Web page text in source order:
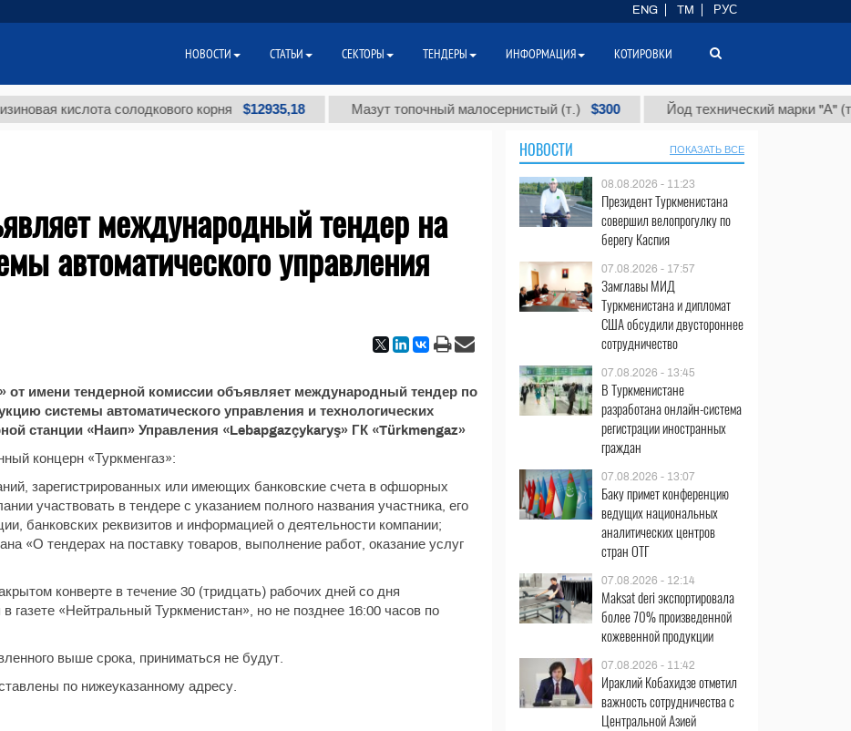
кислота солодкового корня $12935,18 Мазут топочный малосернистый (т.) $300 Йод технический марки "А" (т.)
международный тендер на
автоматического управления
от имени тендерной комиссии объявляет международный тендер по
системы автоматического управления и технологических
станции «Наип» Управления «Lebapgazçykaryş» ГК «Türkmengaz»
концерн «Туркменгаз»:
зарегистрированных или имеющих банковские счета в офшорных
участвовать в тендере с указанием полного названия участника, его
банковских реквизитов и информацией о деятельности компании;
«О тендерах на поставку товаров, выполнение работ, оказание услуг
конверте в течение 30 (тридцать) рабочих дней со дня
газете «Нейтральный Туркменистан», но не позднее 16:00 часов по
выше срока, приниматься не будут.
по нижеуказанному адресу.
НОВОСТИ ПОКАЗАТЬ ВСЕ
08.08.2026 - 11:23
Президент Туркменистана
совершил велопрогулку по
берегу Каспия
07.08.2026 - 17:57
Замглавы МИД
Туркменистана и дипломат
США обсудили двустороннее
сотрудничество
07.08.2026 - 13:45
В Туркменистане
разработана онлайн-система
регистрации иностранных
граждан
07.08.2026 - 13:07
Баку примет конференцию
ведущих национальных
аналитических центров
стран ОТГ
07.08.2026 - 12:14
Maksat deri экспортировала
более 70% произведенной
кожевенной продукции
07.08.2026 - 11:42
Ираклий Кобахидзе отметил
важность сотрудничества с
Центральной Азией
ENG TM РУС
НОВОСТИ СТАТЬИ СЕКТОРЫ ТЕНДЕРЫ ИНФОРМАЦИЯ КОТИРОВКИ